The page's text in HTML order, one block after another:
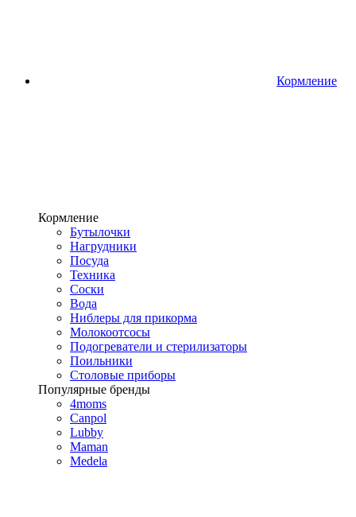
Кормление
Кормление
Бутылочки
Нагрудники
Посуда
Техника
Соски
Вода
Ниблеры для прикорма
Молокоотсосы
Подогреватели и стерилизаторы
Поильники
Столовые приборы
Популярные бренды
4moms
Canpol
Lubby
Maman
Medela